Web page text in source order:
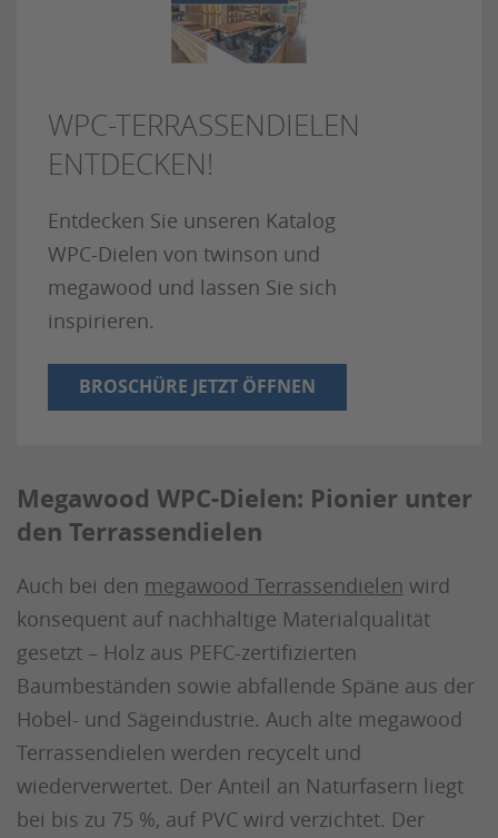
WPC-TERRASSENDIELEN
ENTDECKEN!
Entdecken Sie unseren Katalog
WPC-Dielen von twinson und
megawood und lassen Sie sich
inspirieren.
BROSCHÜRE JETZT ÖFFNEN
Megawood WPC-Dielen: Pionier unter
den Terrassendielen
Auch bei den megawood Terrassendielen wird
konsequent auf nachhaltige Materialqualität
gesetzt – Holz aus PEFC-zertifizierten
Baumbeständen sowie abfallende Späne aus der
Hobel- und Sägeindustrie. Auch alte megawood
Terrassendielen werden recycelt und
wiederverwertet. Der Anteil an Naturfasern liegt
bei bis zu 75 %, auf PVC wird verzichtet. Der